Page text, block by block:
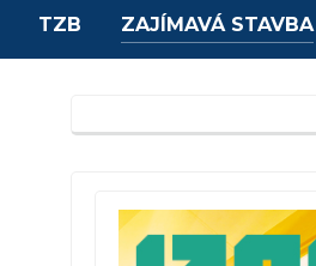
TZB ZAJÍMAVÁ STAVBA